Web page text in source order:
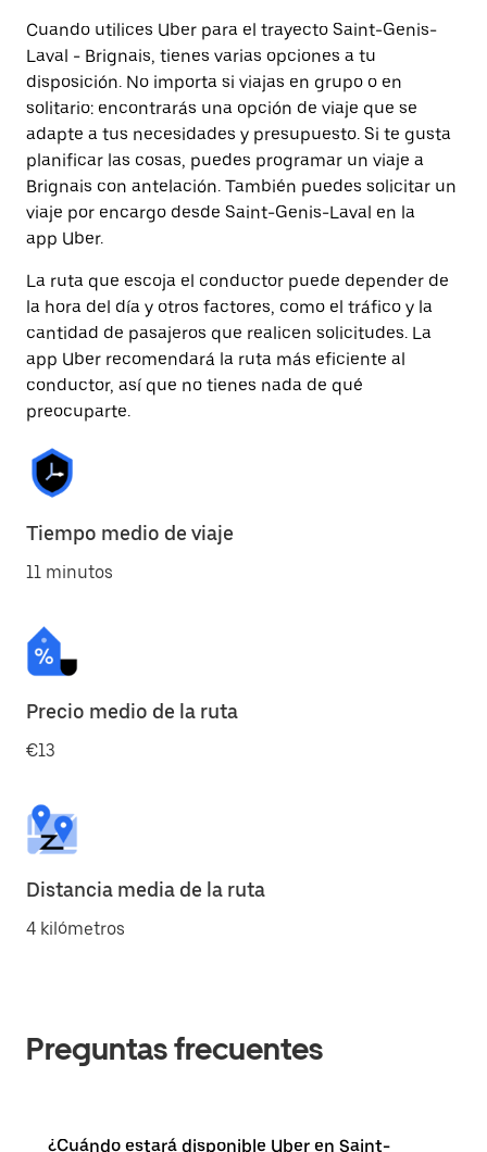
Cuando utilices Uber para el trayecto Saint-Genis-
Laval - Brignais, tienes varias opciones a tu
disposición. No importa si viajas en grupo o en
solitario: encontrarás una opción de viaje que se
adapte a tus necesidades y presupuesto. Si te gusta
planificar las cosas, puedes programar un viaje a
Brignais con antelación. También puedes solicitar un
viaje por encargo desde Saint-Genis-Laval en la
app Uber.
La ruta que escoja el conductor puede depender de
la hora del día y otros factores, como el tráfico y la
cantidad de pasajeros que realicen solicitudes. La
app Uber recomendará la ruta más eficiente al
conductor, así que no tienes nada de qué
preocuparte.
Tiempo medio de viaje
11 minutos
Precio medio de la ruta
€13
Distancia media de la ruta
4 kilómetros
Preguntas frecuentes
¿Cuándo estará disponible Uber en Saint-